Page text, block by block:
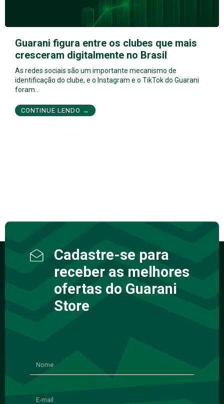
Guarani figura entre os clubes que mais
cresceram digitalmente no Brasil
As redes sociais são um importante mecanismo de
identificação do clube, e o Instagram e o TikTok do Guarani
foram…
CONTINUE LENDO →
Cadastre-se para
receber as melhores
ofertas do Guarani
Store